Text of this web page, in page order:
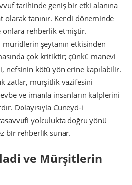
tarihinde geniş bir etki alanına
olarak tanınır. Kendi döneminde
rehberlik etmiştir.
şeytanın etkisinden
çok kritiktir; çünkü manevi
nefsinin kötü yönlerine kapılabilir.
zatlar, mürşitlik vazifesini
ve imanla insanların kalplerini
Dolayısıyla Cüneyd-i
yolculukta doğru yönü
bir rehberlik sunar.
ve Mürşitlerin